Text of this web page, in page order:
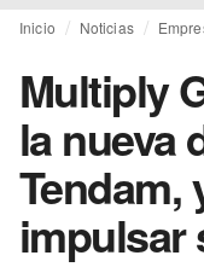
Inicio Noticias
Multiply
la nueva
Tendam,
impulsar